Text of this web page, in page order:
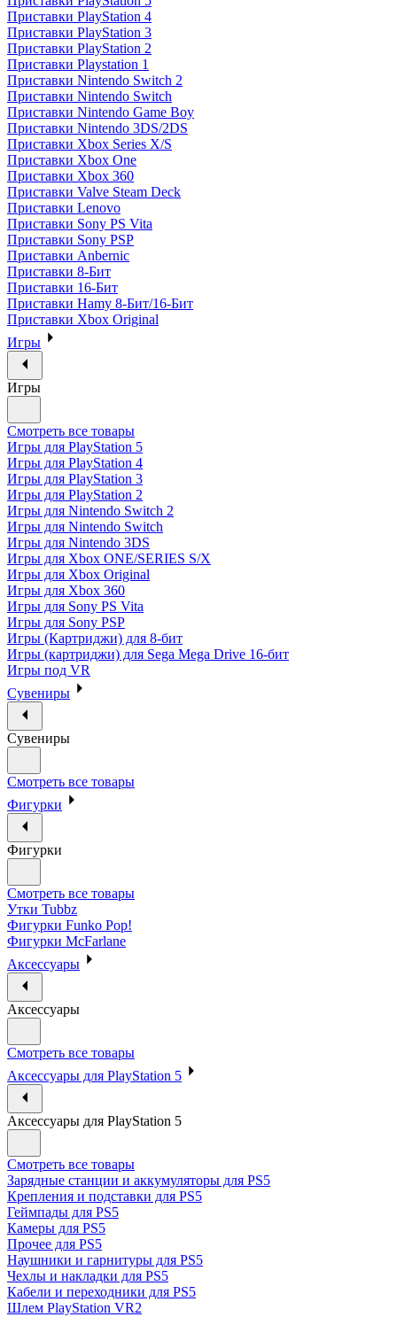
Приставки PlayStation 4
Приставки PlayStation 3
Приставки PlayStation 2
Приставки Playstation 1
Приставки Nintendo Switch 2
Приставки Nintendo Switch
Приставки Nintendo Game Boy
Приставки Nintendo 3DS/2DS
Приставки Xbox Series X/S
Приставки Xbox One
Приставки Xbox 360
Приставки Valve Steam Deck
Приставки Lenovo
Приставки Sony PS Vita
Приставки Sony PSP
Приставки Anbernic
Приставки 8-Бит
Приставки 16-Бит
Приставки Hamy 8-Бит/16-Бит
Приставки Xbox Original
Игры
Игры
Смотреть все товары
Игры для PlayStation 5
Игры для PlayStation 4
Игры для PlayStation 3
Игры для PlayStation 2
Игры для Nintendo Switch 2
Игры для Nintendo Switch
Игры для Nintendo 3DS
Игры для Xbox ONE/SERIES S/X
Игры для Xbox Original
Игры для Xbox 360
Игры для Sony PS Vita
Игры для Sony PSP
Игры (Картриджи) для 8-бит
Игры (картриджи) для Sega Mega Drive 16-бит
Игры под VR
Сувениры
Сувениры
Смотреть все товары
Фигурки
Фигурки
Смотреть все товары
Утки Tubbz
Фигурки Funko Pop!
Фигурки McFarlane
Аксессуары
Аксессуары
Смотреть все товары
Аксессуары для PlayStation 5
Аксессуары для PlayStation 5
Смотреть все товары
Зарядные станции и аккумуляторы для PS5
Крепления и подставки для PS5
Геймпады для PS5
Камеры для PS5
Прочее для PS5
Наушники и гарнитуры для PS5
Чехлы и накладки для PS5
Кабели и переходники для PS5
Шлем PlayStation VR2